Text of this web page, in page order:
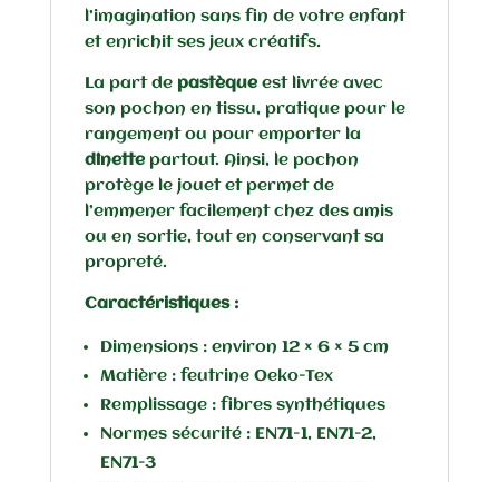
l’imagination sans fin de votre enfant
et enrichit ses jeux créatifs.
La part de pastèqueest livrée avec
son pochon en tissu, pratique pour le
rangement ou pour emporter la
dînettepartout. Ainsi, le pochon
protège le jouet et permet de
l’emmener facilement chez des amis
ou en sortie, tout en conservant sa
propreté.
Caractéristiques :
Dimensions : environ 12 × 6 × 5 cm
Matière : feutrine Oeko-Tex
Remplissage : fibres synthétiques
Normes sécurité : EN71-1, EN71-2,
EN71-3